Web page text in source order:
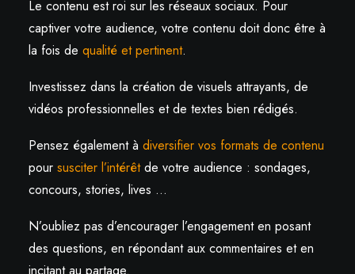
Le contenu est roi sur les réseaux sociaux. Pour
captiver votre audience, votre contenu doit donc être à
la fois de qualité et pertinent.
Investissez dans la création de visuels attrayants, de
vidéos professionnelles et de textes bien rédigés.
Pensez également à diversifier vos formats de contenu
pour susciter l’intérêtde votre audience : sondages,
concours, stories, lives …
N’oubliez pas d’encourager l’engagement en posant
des questions, en répondant aux commentaires et en
incitant au partage.